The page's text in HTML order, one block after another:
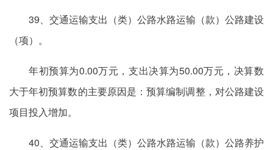
39、交通运输支出（类）公路水路运输（款）公路建设
（项）。
年初预算为0.00万元，支出决算为50.00万元，决算数
大于年初预算数的主要原因是：预算编制调整，对公路建设
项目投入增加。
40、交通运输支出（类）公路水路运输（款）公路养护